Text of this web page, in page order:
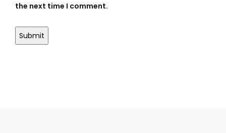
the next time I comment.